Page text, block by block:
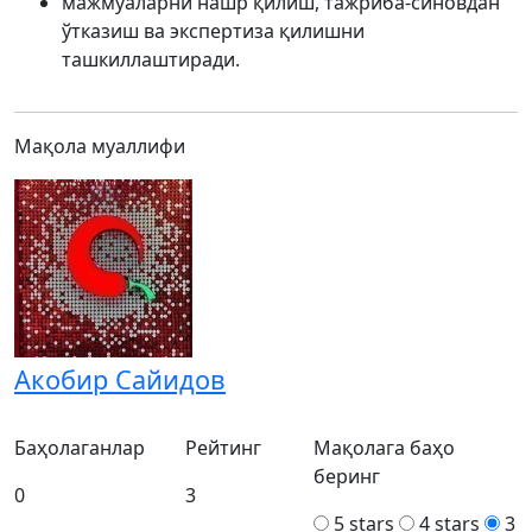
ўтказиш ва экспертиза қилишни
ташкиллаштиради.
Мақола муаллифи
Акобир Сайидов
Баҳолаганлар
0
Рейтинг
3
Мақолага баҳо
беринг
5 stars
4 stars 3